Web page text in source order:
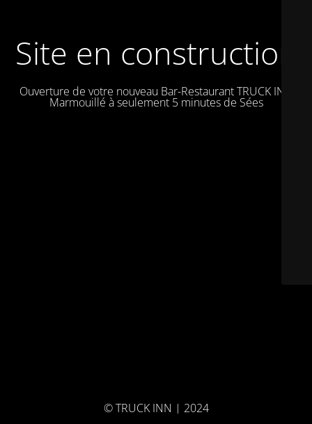
Site en construction
Ouverture de votre nouveau Bar-Restaurant TRUCK IN à
Marmouillé à seulement 5 minutes de Sées
© TRUCK INN | 2024